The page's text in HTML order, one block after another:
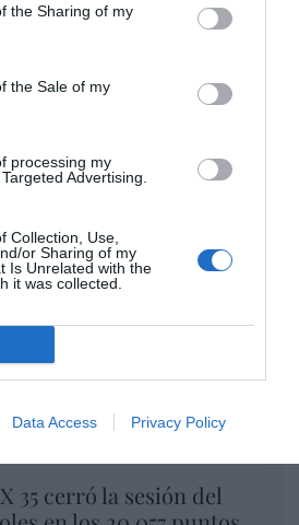
the Sharing of my
the Sale of my
processing my
Advertising.
Collection, Use,
or Sharing of my
Is Unrelated with the
it was collected.
Data Access Privacy Policy
Huawei: lo que importan
pierde dos pleitos
suma y sigue
35 cerró la sesión del